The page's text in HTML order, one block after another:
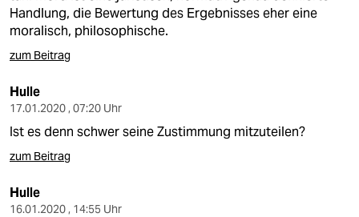
Handlung, die Bewertung des Ergebnisses eher eine
moralisch, philosophische.
zum Beitrag
Hulle
17.01.2020 , 07:20 Uhr
Ist es denn schwer seine Zustimmung mitzuteilen?
zum Beitrag
Hulle
16.01.2020 , 14:55 Uhr